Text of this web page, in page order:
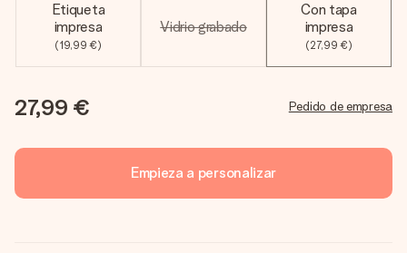
Etiqueta
impresa
(19,99 €)
Vidrio grabado
Con tapa
impresa
(27,99 €)
27,99 € Pedido de empresa
Empieza a personalizar